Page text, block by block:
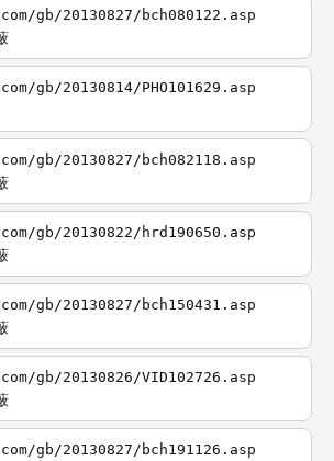
gb/20130827/bch080122.asp
gb/20130814/PHO101629.asp
gb/20130827/bch082118.asp
gb/20130822/hrd190650.asp
gb/20130827/bch150431.asp
gb/20130826/VID102726.asp
gb/20130827/bch191126.asp